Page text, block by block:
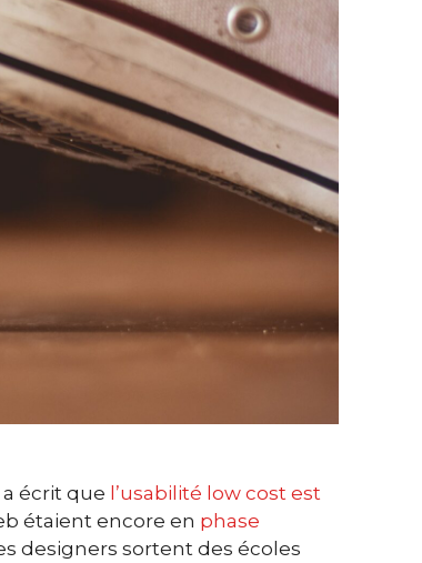
écrit que l’usabilité low cost est
étaient encore en phase
designers sortent des écoles